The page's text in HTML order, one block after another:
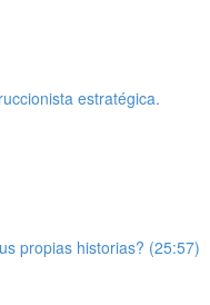
estratégica.
propias historias? (25:57)